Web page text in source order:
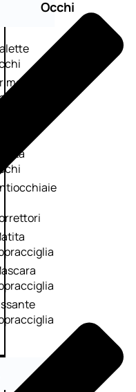
Occhi
Mascara
Matita
occhi